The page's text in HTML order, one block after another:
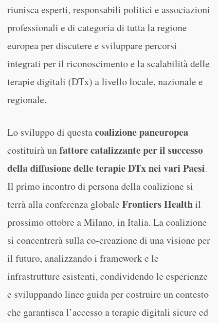
riunisca esperti, responsabili politici e associazioni
professionali e di categoria di tutta la regione
europea per discutere e sviluppare percorsi
integrati per il riconoscimento e la scalabilità delle
terapie digitali (DTx) a livello locale, nazionale e
regionale.
Lo sviluppo di questacoalizione paneuropea
costituirà unfattore catalizzante per il successo
della diffusione delle terapie DTx nei vari Paesi.
Il primo incontro di persona della coalizione si
terrà alla conferenza globale Frontiers Healthil
prossimo ottobre a Milano, in Italia. La coalizione
si concentrerà sulla co-creazione di una visione per
il futuro, analizzando i framework e le
infrastrutture esistenti, condividendo le esperienze
e sviluppando linee guida per costruire un contesto
che garantisca l’accesso a terapie digitali sicure ed